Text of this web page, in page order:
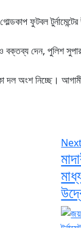
গোল্ডকাপ ফুটবল
দেন, পুলিশ সুপার
দল অংশ নিচ্ছে।